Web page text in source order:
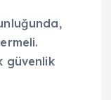
güvenlik